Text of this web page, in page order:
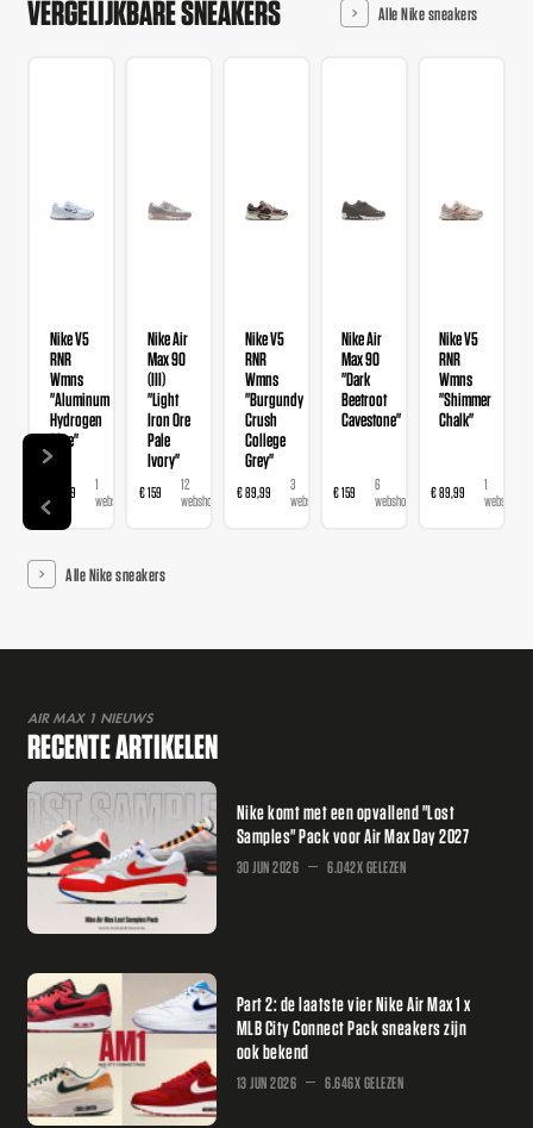
VERGELIJKBARE SNEAKERS Alle Nike sneakers
Nike V5
RNR
Wmns
"Aluminum
Hydrogen
Blue"
€ 89,99
1
webshop
Nike Air
Max 90
(III)
"Light
Iron Ore
Pale
Ivory"
€ 159
12
webshops
Nike V5
RNR
Wmns
"Burgundy
Crush
College
Grey"
€ 89,99
3
webshops
Nike Air
Max 90
"Dark
Beetroot
Cavestone"
€ 159
6
webshops
Nike V5
RNR
Wmns
"Shimmer
Chalk"
€ 89,99
1
webshop
Alle Nike sneakers
AIR MAX 1 NIEUWS
RECENTE ARTIKELEN
Nike komt met een opvallend "Lost
Samples" Pack voor Air Max Day 2027
30 JUN 2026 6.042X GELEZEN
Part 2: de laatste vier Nike Air Max 1 x
MLB City Connect Pack sneakers zijn
ook bekend
13 JUN 2026 6.646X GELEZEN